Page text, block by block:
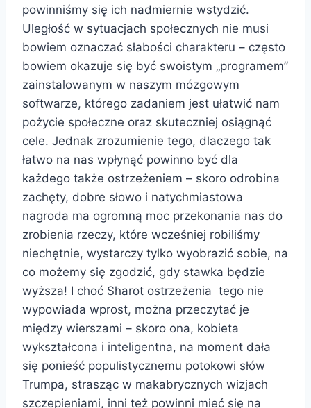
powinniśmy się ich nadmiernie wstydzić.
Uległość w sytuacjach społecznych nie musi
bowiem oznaczać słabości charakteru – często
bowiem okazuje się być swoistym „programem”
zainstalowanym w naszym mózgowym
softwarze, którego zadaniem jest ułatwić nam
pożycie społeczne oraz skuteczniej osiągnąć
cele. Jednak zrozumienie tego, dlaczego tak
łatwo na nas wpłynąć powinno być dla
każdego także ostrzeżeniem – skoro odrobina
zachęty, dobre słowo i natychmiastowa
nagroda ma ogromną moc przekonania nas do
zrobienia rzeczy, które wcześniej robiliśmy
niechętnie, wystarczy tylko wyobrazić sobie, na
co możemy się zgodzić, gdy stawka będzie
wyższa! I choć Sharot ostrzeżenia tego nie
wypowiada wprost, można przeczytać je
między wierszami – skoro ona, kobieta
wykształcona i inteligentna, na moment dała
się ponieść populistycznemu potokowi słów
Trumpa, strasząc w makabrycznych wizjach
szczepieniami, inni też powinni mieć się na